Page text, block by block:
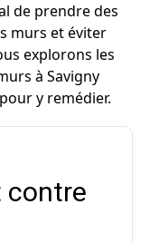
de prendre des
murs et éviter
explorons les
à Savigny
y remédier.
contre